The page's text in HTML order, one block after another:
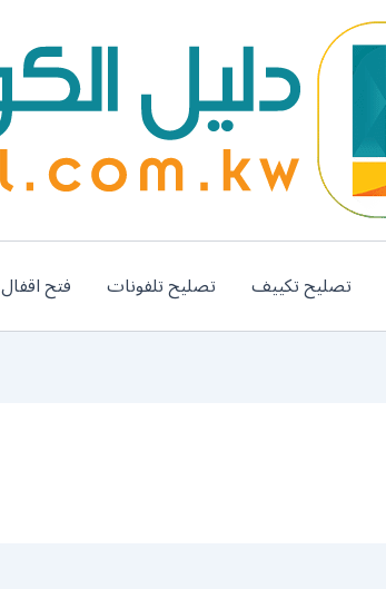
تصليح تكييف تصليح تلفونات فتح اقفال